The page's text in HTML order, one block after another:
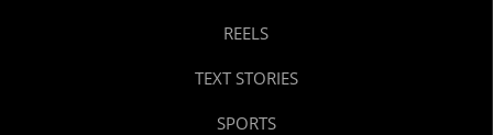
REELS
TEXT STORIES
SPORTS